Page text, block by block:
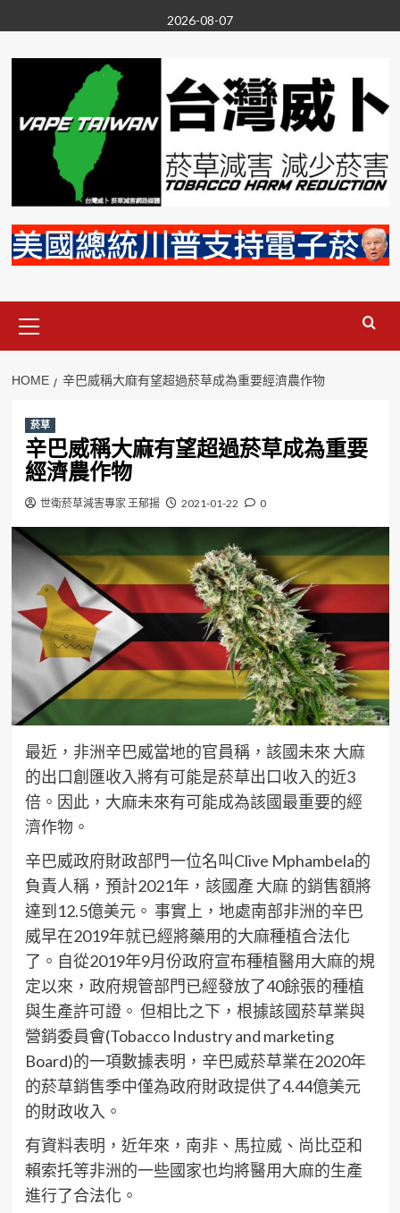
to
content
2026-08-07
Menu
HOME 辛巴威稱大麻有望超過菸草成為重要經濟農作物
菸草
辛巴威稱大麻有望超過菸草成為重要
經濟農作物
世衛菸草減害專家 王郁揚 2021-01-22 0
最近，非洲辛巴威當地的官員稱，該國未來 大麻
的出口創匯收入將有可能是菸草出口收入的近3
倍。因此，大麻未來有可能成為該國最重要的經
濟作物。
辛巴威政府財政部門一位名叫Clive Mphambela的
負責人稱，預計2021年，該國產 大麻 的銷售額將
達到12.5億美元。 事實上，地處南部非洲的辛巴
威早在2019年就已經將藥用的大麻種植合法化
了。自從2019年9月份政府宣布種植醫用大麻的規
定以來，政府規管部門已經發放了40餘張的種植
與生產許可證。 但相比之下，根據該國菸草業與
營銷委員會(Tobacco Industry and marketing
Board)的一項數據表明，辛巴威菸草業在2020年
的菸草銷售季中僅為政府財政提供了4.44億美元
的財政收入。
有資料表明，近年來，南非、馬拉威、尚比亞和
賴索托等非洲的一些國家也均將醫用大麻的生產
進行了合法化。